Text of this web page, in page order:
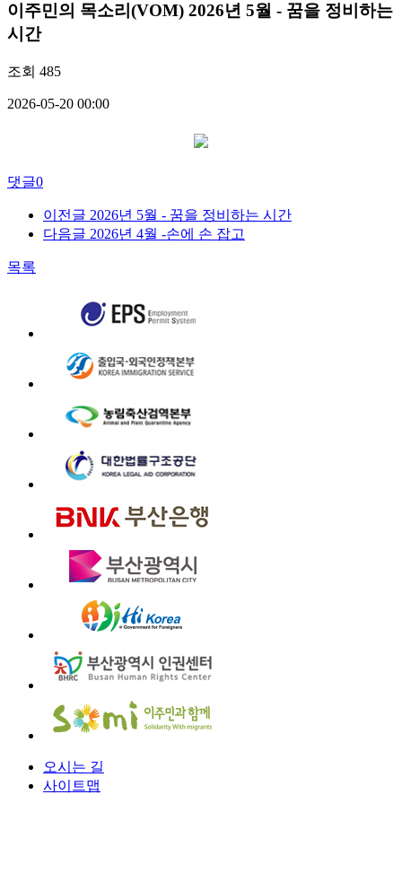
이주민의 목소리(VOM) 2026년 5월 - 꿈을 정비하는
시간
조회 485
2026-05-20 00:00
댓글0
이전글 2026년 5월 - 꿈을 정비하는 시간
다음글 2026년 4월 -손에 손 잡고
목록
오시는 길
사이트맵